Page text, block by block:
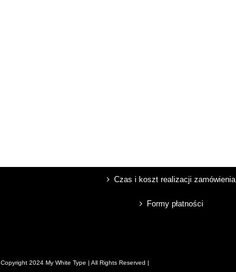
Czas i koszt realizacji zamówienia
Formy płatności
Copyright 2024 My White Type | All Rights Reserved |